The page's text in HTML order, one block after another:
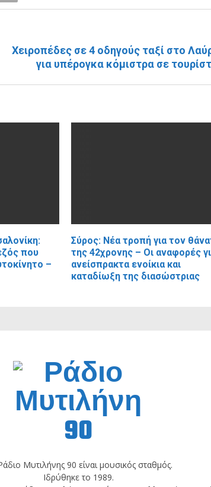
Χειροπέδες σε 4 οδηγούς ταξί στο
για υπέρογκα κόμιστρα σε
που
–
Σύρος: Νέα τροπή για τον
της 42χρονης – Οι αναφορές
ανείσπρακτα ενοίκια και
καταδίωξη της διασώστριας
Μυτιλήνης 90 είναι μουσικός σταθμός.
Ιδρύθηκε το 1989.